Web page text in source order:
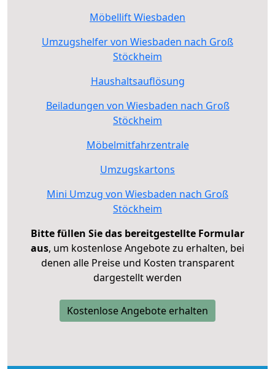
Möbellift Wiesbaden
Umzugshelfer von Wiesbaden nach Groß
Stöckheim
Haushaltsauflösung
Beiladungen von Wiesbaden nach Groß
Stöckheim
Möbelmitfahrzentrale
Umzugskartons
Mini Umzug von Wiesbaden nach Groß
Stöckheim
Bitte füllen Sie das bereitgestellte Formular
aus, um kostenlose Angebote zu erhalten, bei
denen alle Preise und Kosten transparent
dargestellt werden
Kostenlose Angebote erhalten